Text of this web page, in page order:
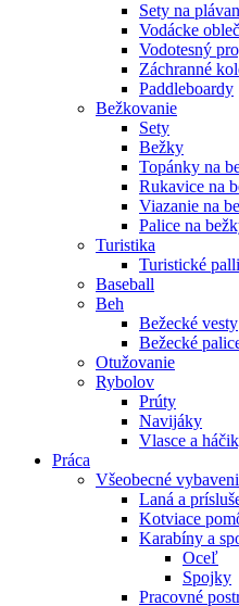
Sety na
Vodácke
Vodotesný
Záchranné
Paddleboardy
Bežkovanie
Sety
Bežky
Topánky na
Rukavice na
Viazanie na
Palice na
Turistika
Turistické
Baseball
Beh
Bežecké vesty
Bežecké
Otužovanie
Rybolov
Prúty
Navijáky
Vlasce a
Práca
Všeobecné
Laná a
Kotviace
Karabíny a
Oceľ
Spojky
Pracovné